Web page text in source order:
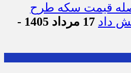
قیمت سکه طرح
داد
17 مرداد 1405 -